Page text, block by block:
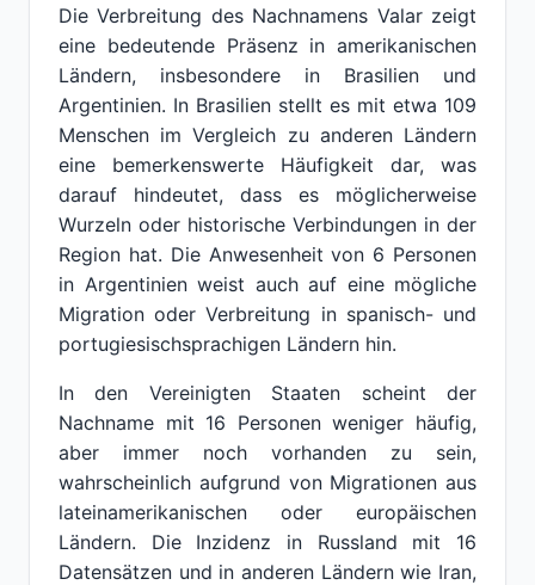
Die Verbreitung des Nachnamens Valar zeigt
eine bedeutende Präsenz in amerikanischen
Ländern, insbesondere in Brasilien und
Argentinien. In Brasilien stellt es mit etwa 109
Menschen im Vergleich zu anderen Ländern
eine bemerkenswerte Häufigkeit dar, was
darauf hindeutet, dass es möglicherweise
Wurzeln oder historische Verbindungen in der
Region hat. Die Anwesenheit von 6 Personen
in Argentinien weist auch auf eine mögliche
Migration oder Verbreitung in spanisch- und
portugiesischsprachigen Ländern hin.
In den Vereinigten Staaten scheint der
Nachname mit 16 Personen weniger häufig,
aber immer noch vorhanden zu sein,
wahrscheinlich aufgrund von Migrationen aus
lateinamerikanischen oder europäischen
Ländern. Die Inzidenz in Russland mit 16
Datensätzen und in anderen Ländern wie Iran,